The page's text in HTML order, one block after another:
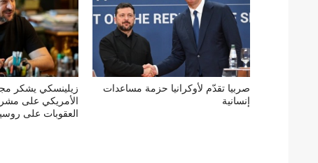
صربيا تقدّم لأوكرانيا حزمة مساعدات
إنسانية
زيلينسكي يشكر
الأمريكي على
العقوبات على